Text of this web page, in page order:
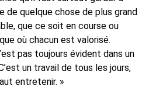
de quelque chose de plus grand
que ce soit en course ou
où chacun est valorisé.
pas toujours évident dans un
un travail de tous les jours,
entretenir. »